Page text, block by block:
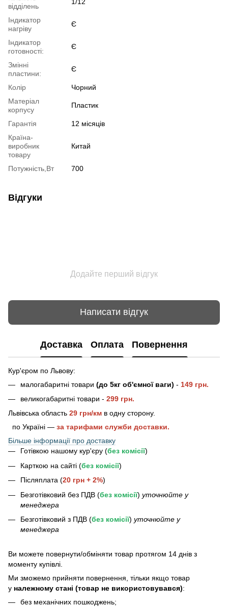
відділень
Індикатор
нагріву
Є
Індикатор
готовності:
Є
Змінні
пластини:
Є
Колір
Чорний
Матеріал
корпусу
Пластик
Гарантія
12 місяців
Країна-
виробник
товару
Китай
Потужність,Вт 700
Відгуки
Додайте перший відгук
Написати відгук
Доставка Оплата Повернення
Кур'єром по Львову:
малогабаритні товари (до 5кг об'ємної ваги) - 149 грн.
великогабаритні товари - 299 грн.
Львівська область 29 грн/км в одну сторону.
по Україні — за тарифами служби доставки.
Більше інформації про доставку
Готівкою нашому кур'єру (без комісії)
Карткою на сайті (без комісії)
Післяплата (20 грн + 2%)
Безготівковий без ПДВ (без комісії) уточнюйте у
менеджера
Безготівковий з ПДВ (без комісії) уточнюйте у
менеджера
Bи можете повернути/обміняти товар протягом 14 днів з
моменту купівлі.
Ми зможемо прийняти повернення, тільки якщо товар
у належному стані (товар не використовувався):
без механічних пошкоджень;